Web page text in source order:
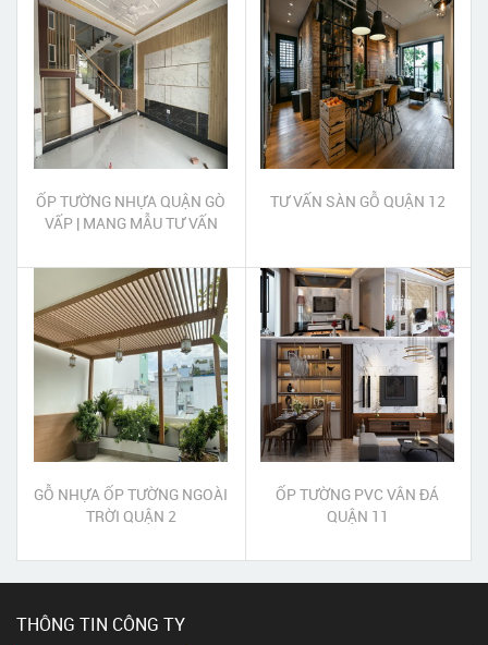
ỐP TƯỜNG NHỰA QUẬN GÒ
VẤP | MANG MẪU TƯ VẤN
TƯ VẤN SÀN GỖ QUẬN 12
GỖ NHỰA ỐP TƯỜNG NGOÀI
TRỜI QUẬN 2
ỐP TƯỜNG PVC VÂN ĐÁ
QUẬN 11
THÔNG TIN CÔNG TY